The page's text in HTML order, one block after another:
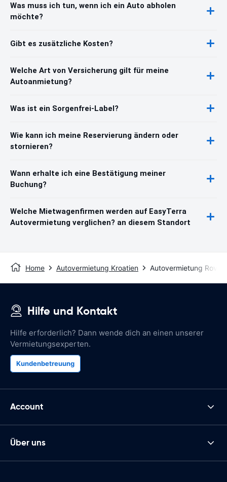
Was muss ich tun, wenn ich ein Auto abholen
möchte?
Gibt es zusätzliche Kosten?
Welche Art von Versicherung gilt für meine
Autoanmietung?
Was ist ein Sorgenfrei-Label?
Wie kann ich meine Reservierung ändern oder
stornieren?
Wann erhalte ich eine Bestätigung meiner
Buchung?
Welche Mietwagenfirmen werden auf EasyTerra
Autovermietung verglichen? an diesem Standort
Home Autovermietung Kroatien Autovermietung Rovinj
Hilfe und Kontakt
Hilfe erforderlich? Dann wende dich an einen unserer
Vermietungsexperten.
Kundenbetreuung
Account
Über uns